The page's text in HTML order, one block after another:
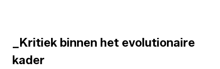
_Kritiek binnen het evolutionaire
kader